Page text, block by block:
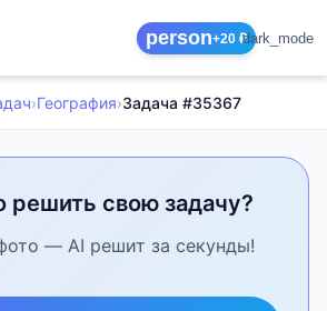
person+20 ₽dark_mode
›География›Задача #35367
решить свою задачу?
— AI решит за секунды!